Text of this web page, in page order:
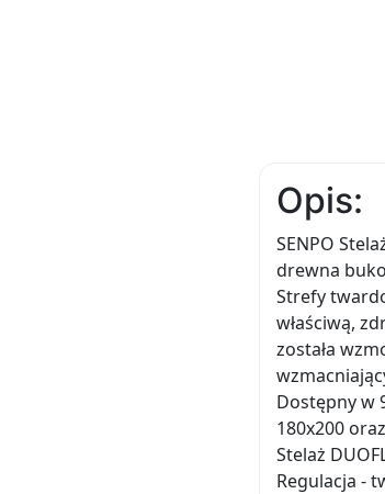
Opis:
SENPO
drewna
Strefy
właściwą,
została
Dostępny w
180x200
Stelaż
Regulacja -